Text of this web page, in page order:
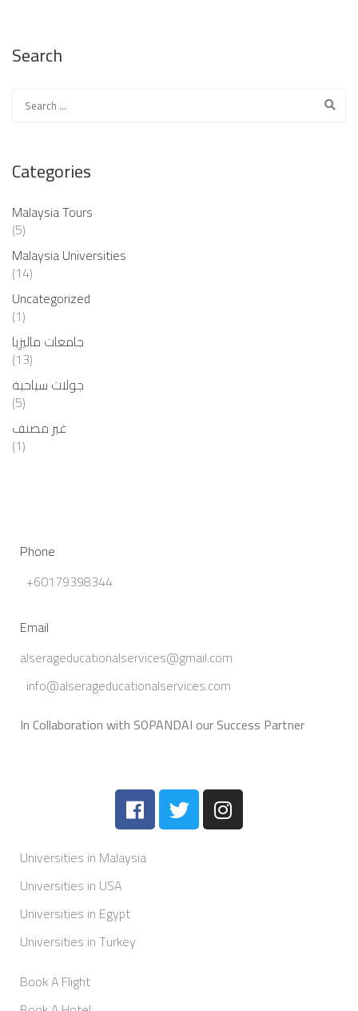
Search
Categories
Malaysia Tours
(5)
Malaysia Universities
(14)
Uncategorized
(1)
جامعات ماليزيا
(13)
جولات سياحية
(5)
غير مصنف
(1)
Phone
+60179398344
Email
alserageducationalservices@gmail.com
info@alserageducationalservices.com
In Collaboration with SOPANDAI our Success Partner
Universities in Malaysia
Universities in USA
Universities in Egypt
Universities in Turkey
Book A Flight